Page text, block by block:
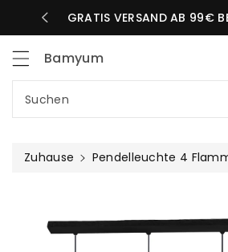
TAG GRATIS VERSAND AB 99€
Bamyum
Suchen
Zuhause Pendelleuchte 4